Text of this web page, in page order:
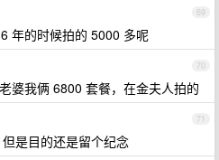
69
年的时候拍的 5000 多呢
70
婆我俩 6800 套餐，在金夫人拍的
71
是目的还是留个纪念